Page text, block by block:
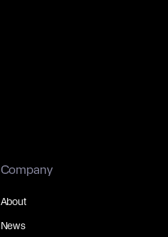
Company
About
News